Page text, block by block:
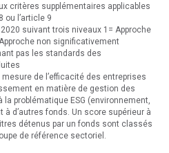
critères supplémentaires applicables
ou l’article 9
suivant trois niveaux 1= Approche
non significativement
pas les standards des
de l’efficacité des entreprises
en matière de gestion des
problématique ESG (environnement,
d’autres fonds. Un score supérieur à
détenus par un fonds sont classés
de référence sectoriel.